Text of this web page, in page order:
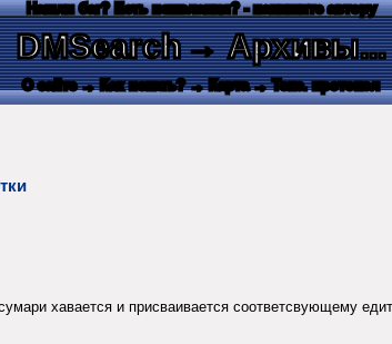
Нашли баг? Есть пожелания? - напишите автору
DMSearch→ Архивы...
О сайте → Как искать? → Карта → Текс. протокол
хавается и присваивается соответсвующему